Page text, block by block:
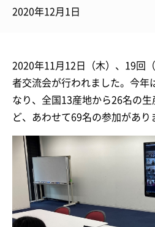
2020年12月1日
2020年11月12日（木）、19回
者交流会が行われました。今年
なり、全国13産地から26名の
ど、あわせて69名の参加があり